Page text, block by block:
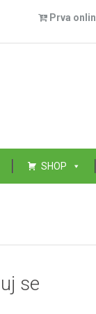
Prva
SHOP
se